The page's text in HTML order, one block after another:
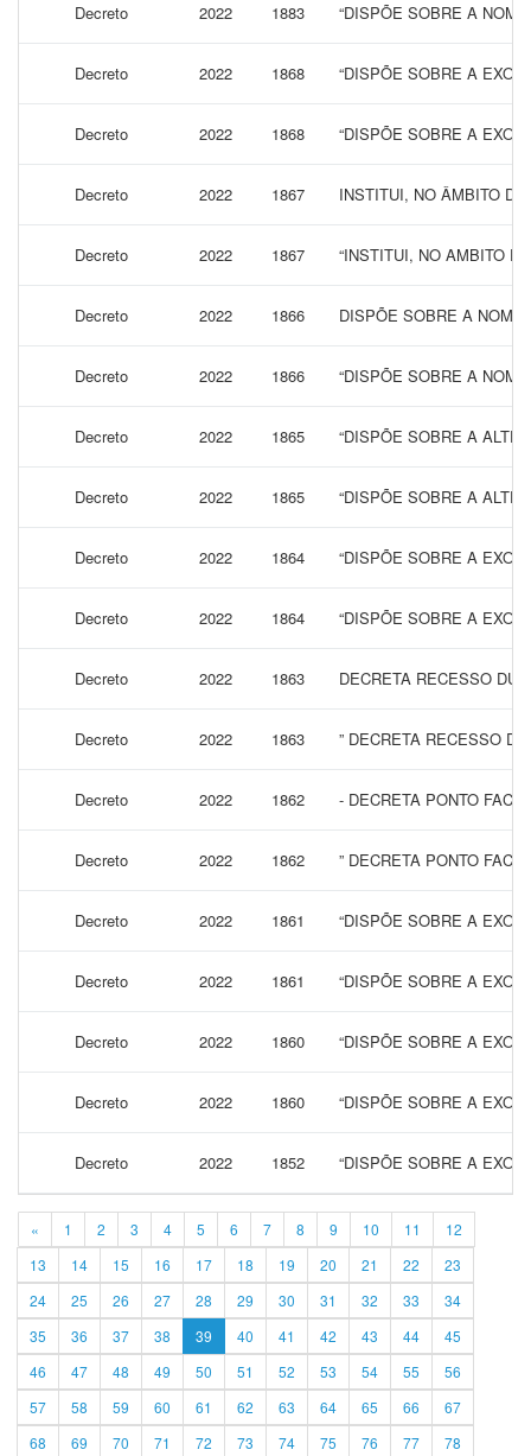
Decreto 2022 1883 “DISPÕE SOBRE A
Decreto 2022 1868 “DISPÕE SOBRE A
Decreto 2022 1868 “DISPÕE SOBRE A
Decreto 2022 1867 INSTITUI, NO ÂMBITO
Decreto 2022 1867 “INSTITUI, NO AMBITO
Decreto 2022 1866 DISPÕE SOBRE A
Decreto 2022 1866 “DISPÕE SOBRE A
Decreto 2022 1865 “DISPÕE SOBRE A
Decreto 2022 1865 “DISPÕE SOBRE A
Decreto 2022 1864 “DISPÕE SOBRE A
Decreto 2022 1864 “DISPÕE SOBRE A
Decreto 2022 1863 DECRETA RECESSO
Decreto 2022 1863 ” DECRETA RECESSO
Decreto 2022 1862 - DECRETA PONTO
Decreto 2022 1862 ” DECRETA PONTO
Decreto 2022 1861 “DISPÕE SOBRE A
Decreto 2022 1861 “DISPÕE SOBRE A
Decreto 2022 1860 “DISPÕE SOBRE A
Decreto 2022 1860 “DISPÕE SOBRE A
Decreto 2022 1852 “DISPÕE SOBRE A
« 1 2 3 4 5 6 7 8 9 10 11
12
13
14 15 16 17 18 19 20 21 22
23
24
25 26 27 28 29 30 31 32 33
34
35
36 37 38 39 40 41 42 43 44
45
46
47 48 49 50 51 52 53 54 55
56
57
58 59 60 61 62 63 64 65 66
67
68
69 70 71 72 73 74 75 76 77 78